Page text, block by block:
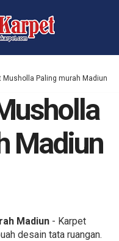
Musholla Paling murah Madiun
Madiun
Madiun - Karpet
desain tata ruangan.